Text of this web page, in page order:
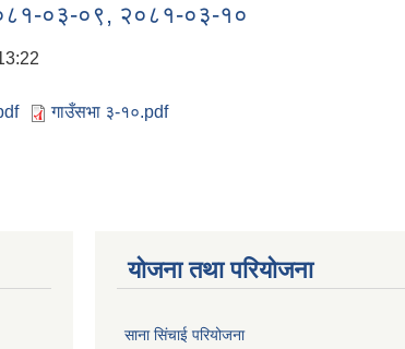
०३-०९, २०८१-०३-१०
गाउँसभा ३-१०.pdf
योजना तथा परियोजना
साना सिंचाई परियोजना